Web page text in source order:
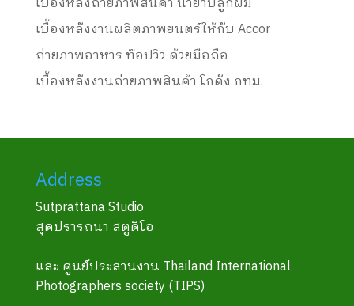
เบื้องหลังงานผลิตภาพยนตร์ให้กับ Accor
ถ่ายภาพอาหาร ท๊อปวิว ด้วยมือถือ
เบื้องหลังงานถ่ายภาพสินค้า โกดัง กทม.
Address
Sutprattana Studio
สุดปรารถนา สตูดิโอ
และ ศูนย์ประสานงาน Thailand International
Photographers society (TIPS)